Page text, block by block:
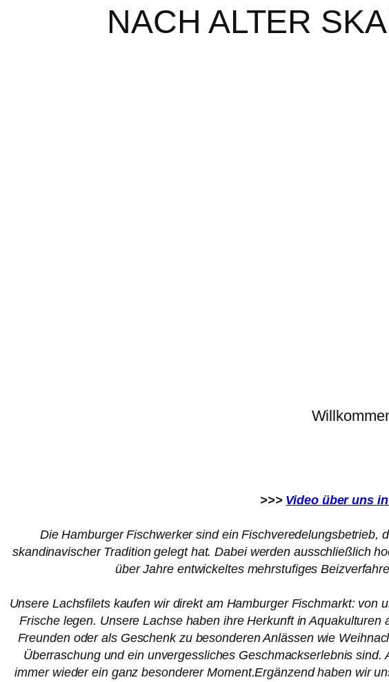
NACH ALTER
>>> Video über uns
Die Hamburger Fischwerker sind ein
skandinavischer Tradition gelegt hat. Dabei werden ausschließlich
über Jahre entwickeltes mehrstufiges
Unsere Lachsfilets kaufen wir direkt am Hamburger Fischmarkt:
Frische legen. Unsere Lachse haben ihre Herkunft in Aquakulturen
Freunden oder als Geschenk zu besonderen Anlässen wie
Überraschung und ein unvergessliches Geschmackserlebnis
immer wieder ein ganz besonderer Moment.Ergänzend haben wir